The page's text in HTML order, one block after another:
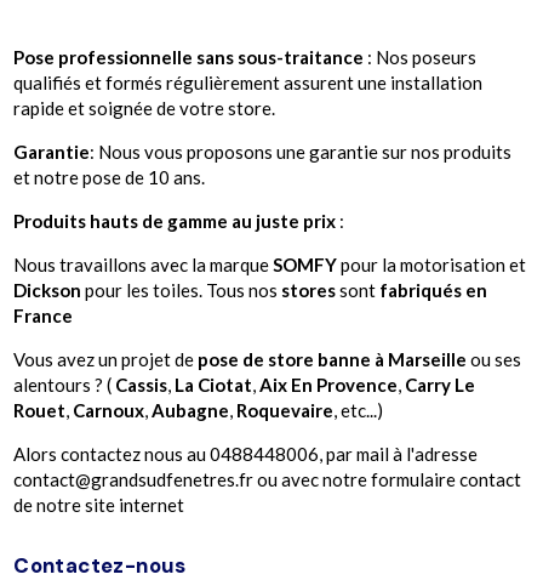
Pose professionnelle sans sous-traitance : Nos poseurs
qualifiés et formés régulièrement assurent une installation
rapide et soignée de votre store.
Garantie: Nous vous proposons une garantie sur nos produits
et notre pose de 10 ans.
Produits hauts de gamme au juste prix :
Nous travaillons avec la marqueSOMFYpour la motorisation et
Dickson pour les toiles. Tous nos storessont fabriqués en
France
Vous avez un projet de pose de store banne à Marseille ou ses
alentours ? ( Cassis, La Ciotat,Aix En Provence, Carry Le
Rouet, Carnoux,Aubagne, Roquevaire, etc...)
Alors contactez nous au 0488448006, par mail à l'adresse
contact@grandsudfenetres.fr ou avec notre formulaire contact
de notre site internet
Contactez-nous